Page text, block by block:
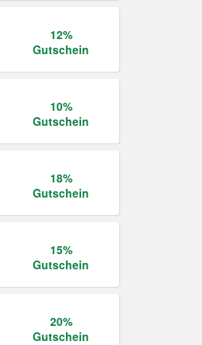
12%
Gutschein
10%
Gutschein
18%
Gutschein
15%
Gutschein
20%
Gutschein